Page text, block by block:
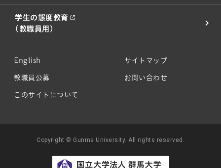
学生の態度教育
(教職員用)
English サイトマップ
教職員公募 お問い合わせ
このサイトについて
Copyright © Gunma University. All rights reserved.